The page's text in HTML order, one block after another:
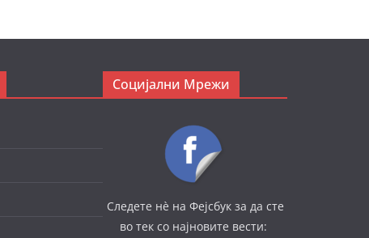
Социјални Мрежи
Следете нè на Фејсбук за да сте
во тек со најновите вести: